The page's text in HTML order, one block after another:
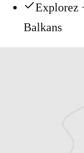
Explorez
Balkans